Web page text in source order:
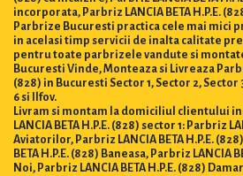
incorporata, Parbriz LANCIA BETA H.P.E.
Parbrize Bucuresti practica cele mai mici
in acelasi timp servicii de inalta calitate
pentru toate parbrizele vandute si
Bucuresti Vinde, Monteaza si Livreaza
(828) in Bucuresti Sector 1, Sector 2, Sector
6 si Ilfov.
Livram si montam la domiciliul clientului
LANCIA BETA H.P.E. (828) sector 1: Parbriz
Aviatorilor, Parbriz LANCIA BETA H.P.E.
BETA H.P.E. (828) Baneasa, Parbriz LANCIA
Noi, Parbriz LANCIA BETA H.P.E. (828)